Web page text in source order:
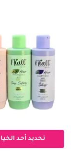
تحديد أحد